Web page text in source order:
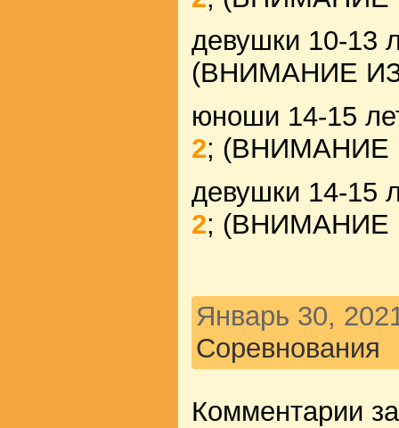
девушки 10-13
(ВНИМАНИЕ
юноши 14-15
2;
девушки 14-15
2;
Январь 30,
Соревнования
Комментарии